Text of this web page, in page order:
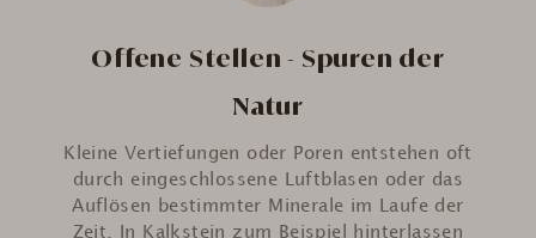
Offene Stellen - Spuren der
Natur
Kleine Vertiefungen oder Poren entstehen oft
durch eingeschlossene Luftblasen oder das
Auflösen bestimmter Minerale im Laufe der
Zeit. In Kalkstein zum Beispiel hinterlassen